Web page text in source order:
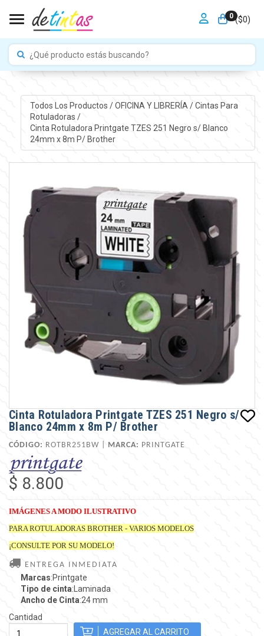
0 ($0)
Toggle navigation
Todos Los Productos /OFICINA Y LIBRERÍA /Cintas Para
Rotuladoras /
Cinta Rotuladora Printgate TZES 251 Negro s/ Blanco
24mm x 8m P/ Brother
Cinta Rotuladora Printgate TZES 251 Negro s/
Blanco 24mm x 8m P/ Brother
CÓDIGO: ROTBR251BW | MARCA: PRINTGATE
$ 8.800
IMÁGENES A MODO ILUSTRATIVO
PARA ROTULADORAS BROTHER - VARIOS MODELOS
¡CONSULTE POR SU MODELO!
ENTREGA INMEDIATA
Marcas:Printgate
Tipo de cinta:Laminada
Ancho de Cinta:24 mm
Cantidad